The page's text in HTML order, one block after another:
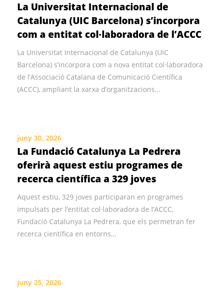
La Universitat Internacional de
Catalunya (UIC Barcelona) s’incorpora
com a entitat col·laboradora de l’ACCC
La Universitat Internacional de Catalunya (UIC
Barcelona) s’incorpora com a nova entitat col·laboradora
de l’Associació Catalana de Comunicació Científica
(ACCC), ampliant la xarxa d’organitzacions…
juny 30, 2026
La Fundació Catalunya La Pedrera
oferirà aquest estiu programes de
recerca científica a 329 joves
Aquest estiu, 329 joves participaran en programes
impulsats per l’entitat col·laboradora de l’ACCC,
Fundació Catalunya La Pedrera, que els permetran fer
recerca científica en entorns…
juny 25, 2026